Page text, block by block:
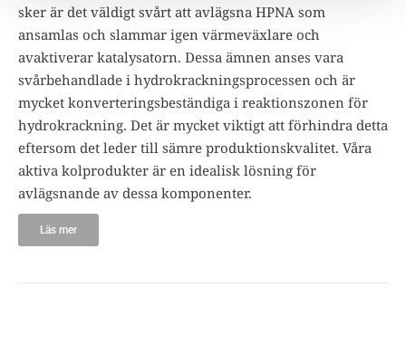
sker är det väldigt svårt att avlägsna HPNA som
ansamlas och slammar igen värmeväxlare och
avaktiverar katalysatorn. Dessa ämnen anses vara
svårbehandlade i hydrokrackningsprocessen och är
mycket konverteringsbeständiga i reaktionszonen för
hydrokrackning. Det är mycket viktigt att förhindra detta
eftersom det leder till sämre produktionskvalitet. Våra
aktiva kolprodukter är en idealisk lösning för
avlägsnande av dessa komponenter.
Läs mer